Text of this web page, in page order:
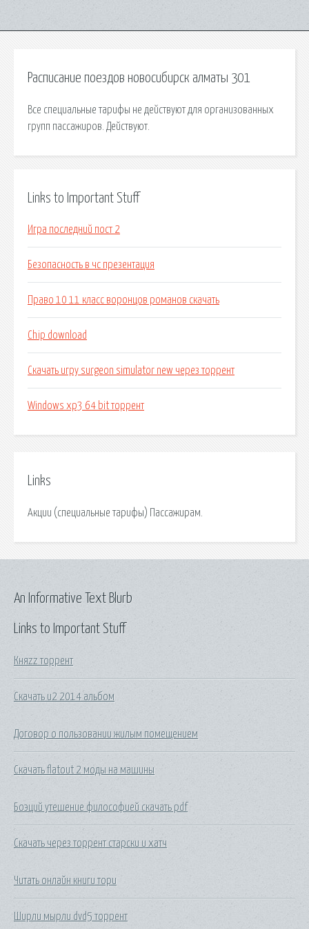
Расписание поездов новосибирск алматы 301
Все специальные тарифы не действуют для организованных
групп пассажиров. Действуют.
Links to Important Stuff
Игра последний пост 2
Безопасность в чс презентация
Право 10 11 класс воронцов романов скачать
Chip download
Скачать игру surgeon simulator new через торрент
Windows xp3 64 bit торрент
Links
Акции (специальные тарифы) Пассажирам.
Links to Important Stuff
Княzz торрент
Скачать u2 2014 альбом
Договор о пользовании жилым помещением
Скачать flatout 2 моды на машины
Боэций утешение философией скачать pdf
Скачать через торрент старски и хатч
Читать онлайн книги тори
Ширли мырли dvd5 торрент
An Informative Text Blurb